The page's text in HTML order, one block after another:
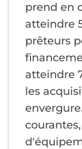
prend en
atteindre
prêteurs
atteindre
les